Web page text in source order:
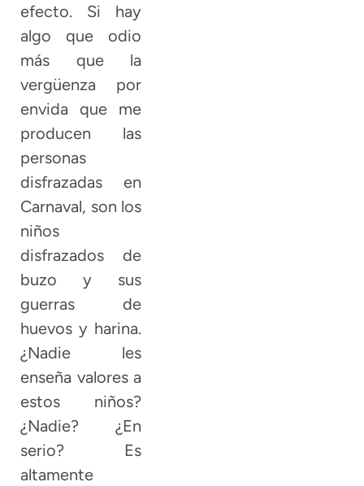
efecto. Si hay
algo que odio
más que la
vergüenza por
envida que me
producen las
personas
disfrazadas en
Carnaval, son los
niños
disfrazados de
buzo y sus
guerras de
huevos y harina.
¿Nadie les
enseña valores a
estos niños?
¿Nadie? ¿En
serio? Es
altamente